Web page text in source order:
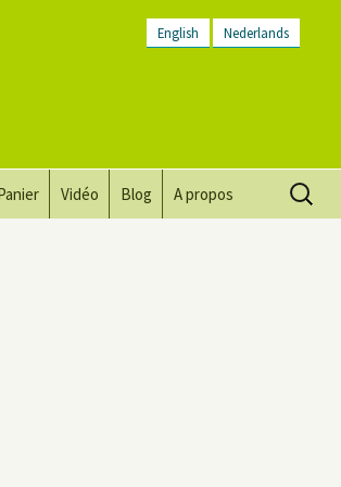
English Nederlands
Vidéo Blog A propos